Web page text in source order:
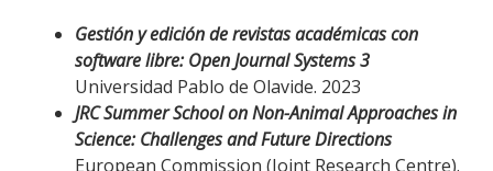
Gestión y edición de revistas académicas con
software libre: Open Journal Systems 3
Universidad Pablo de Olavide. 2023
JRC Summer School on Non-Animal Approaches in
Science: Challenges and Future Directions
European Commission (Joint Research Centre).